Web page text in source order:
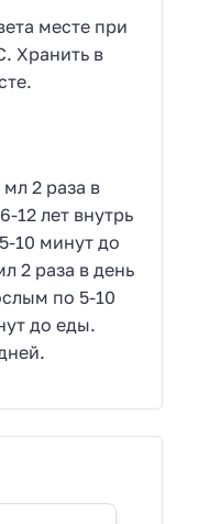
месте при
Хранить в
2 раза в
12 лет внутрь
10 минут до
2 раза в день
по 5-10
до еды.